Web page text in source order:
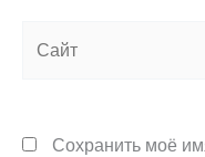
Сохранить моё